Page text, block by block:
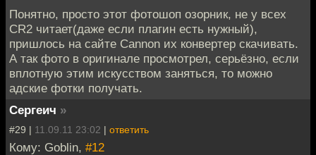
Понятно, просто этот фотошоп озорник, не у всех
CR2 читает(даже если плагин есть нужный),
пришлось на сайте Cannon их конвертер скачивать.
А так фото в оригинале просмотрел, серьёзно, если
вплотную этим искусством заняться, то можно
адские фотки получать.
Сергеич »
#29 | 11.09.11 23:02 | ответить
Кому: Goblin, #12